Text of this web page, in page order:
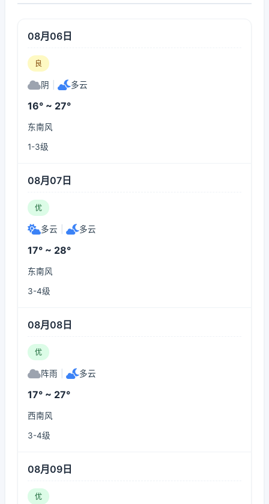
08月06日
良
阴 多云
16° ~ 27°
东南风
1-3级
08月07日
优
多云 多云
17° ~ 28°
东南风
3-4级
08月08日
优
阵雨 多云
17° ~ 27°
西南风
3-4级
08月09日
优